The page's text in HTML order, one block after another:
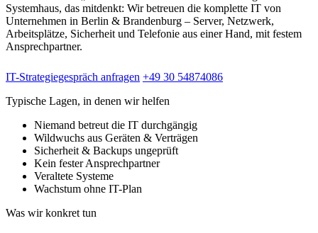
Systemhaus, das mitdenkt: Wir betreuen die komplette IT von
Unternehmen in Berlin & Brandenburg – Server, Netzwerk,
Arbeitsplätze, Sicherheit und Telefonie aus einer Hand, mit festem
Ansprechpartner.
IT-Strategiegespräch anfragen +49 30 54874086
Typische Lagen, in denen wir helfen
Niemand betreut die IT durchgängig
Wildwuchs aus Geräten & Verträgen
Sicherheit & Backups ungeprüft
Kein fester Ansprechpartner
Veraltete Systeme
Wachstum ohne IT-Plan
Was wir konkret tun